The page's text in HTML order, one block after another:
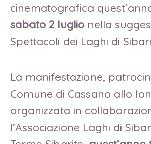
cinematografica
sabato 2 luglio nella
Spettacoli dei Laghi di
La manifestazione,
Comune di Cassano allo
organizzata in
l’Associazione Laghi di